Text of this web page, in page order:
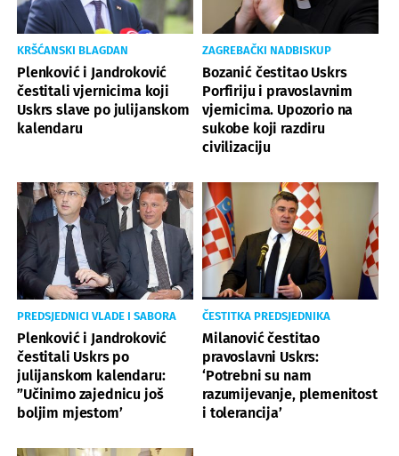
KRŠĆANSKI BLAGDAN
Plenković i Jandroković
čestitali vjernicima koji
Uskrs slave po julijanskom
kalendaru
ZAGREBAČKI NADBISKUP
Bozanić čestitao Uskrs
Porfiriju i pravoslavnim
vjernicima. Upozorio na
sukobe koji razdiru
civilizaciju
PREDSJEDNICI VLADE I SABORA
Plenković i Jandroković
čestitali Uskrs po
julijanskom kalendaru:
”Učinimo zajednicu još
boljim mjestom’
ČESTITKA PREDSJEDNIKA
Milanović čestitao
pravoslavni Uskrs:
‘Potrebni su nam
razumijevanje, plemenitost
i tolerancija’